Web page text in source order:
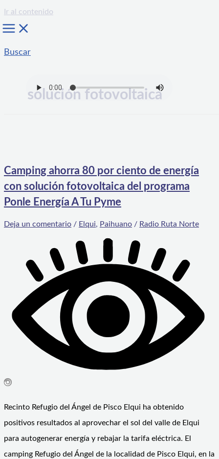
Ir al contenido
Buscar
solución fotovoltaica
Camping ahorra 80 por ciento de energía
con solución fotovoltaica del programa
Ponle Energía A Tu Pyme
Deja un comentario / Elqui, Paihuano / Radio Ruta Norte
Recinto Refugio del Ángel de Pisco Elqui ha obtenido
positivos resultados al aprovechar el sol del valle de Elqui
para autogenerar energía y rebajar la tarifa eléctrica. El
camping Refugio del Ángel de la localidad de Pisco Elqui, en la